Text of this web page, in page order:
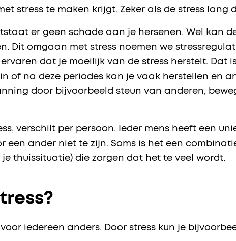
stress te maken krijgt. Zeker als de stress lang
er geen schade aan je hersenen. Wel kan
Dit omgaan met stress noemen we
dat je moeilijk van de stress herstelt. Dat
of na deze periodes kan je vaak herstellen en
door bijvoorbeeld steun van anderen,
verschilt per persoon. Ieder mens heeft een
een ander niet te zijn. Soms is het een
thuissituatie) die zorgen dat het te veel wordt.
iedereen anders. Door stress kun je